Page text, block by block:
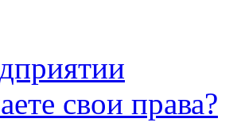
свои права?